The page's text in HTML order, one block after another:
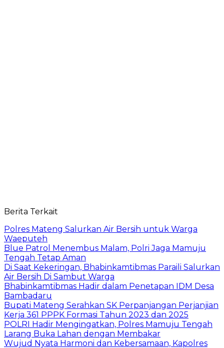
Berita Terkait
Polres Mateng Salurkan Air Bersih untuk Warga
Waeputeh
Blue Patrol Menembus Malam, Polri Jaga Mamuju
Tengah Tetap Aman
Di Saat Kekeringan, Bhabinkamtibmas Paraili Salurkan
Air Bersih Di Sambut Warga
Bhabinkamtibmas Hadir dalam Penetapan IDM Desa
Bambadaru
Bupati Mateng Serahkan SK Perpanjangan Perjanjian
Kerja 361 PPPK Formasi Tahun 2023 dan 2025
POLRI Hadir Mengingatkan, Polres Mamuju Tengah
Larang Buka Lahan dengan Membakar
Wujud Nyata Harmoni dan Kebersamaan, Kapolres